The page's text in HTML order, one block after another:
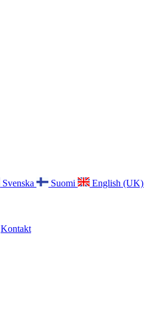
Svenska Suomi English (UK)
Kontakt